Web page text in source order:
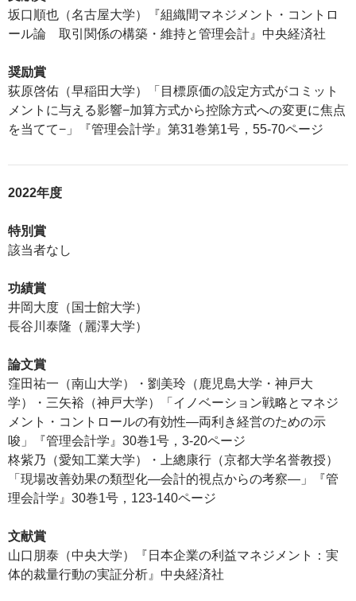
坂口順也（名古屋大学）『組織間マネジメント・コントロ
ール論 取引関係の構築・維持と管理会計』中央経済社
奨励賞
荻原啓佑（早稲田大学）「目標原価の設定方式がコミット
メントに与える影響−加算方式から控除方式への変更に焦点
を当てて−」『管理会計学』第31巻第1号，55-70ページ
2022年度
特別賞
該当者なし
功績賞
井岡大度（国士館大学）
長谷川泰隆（麗澤大学）
論文賞
窪田祐一（南山大学）・劉美玲（鹿児島大学・神戸大
学）・三矢裕（神戸大学）「イノベーション戦略とマネジ
メント・コントロールの有効性―両利き経営のための示
唆」『管理会計学』30巻1号，3-20ページ
柊紫乃（愛知工業大学）・上總康行（京都大学名誉教授）
「現場改善効果の類型化―会計的視点からの考察―」『管
理会計学』30巻1号，123-140ページ
文献賞
山口朋泰（中央大学）『日本企業の利益マネジメント：実
体的裁量行動の実証分析』中央経済社